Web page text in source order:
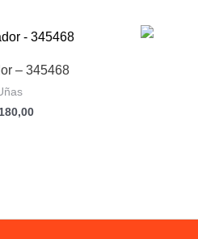
– 345468
180,00